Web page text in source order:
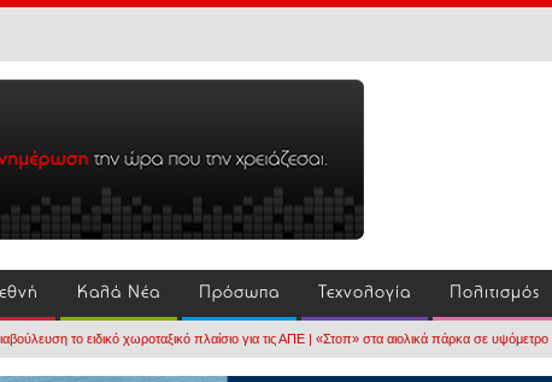
Καλά Νέα Πρόσωπα Τεχνολογία Πολιτισμός
το ειδικό χωροταξικό πλαίσιο για τις ΑΠΕ | «Στοπ» στα αιολικά πάρκα σε